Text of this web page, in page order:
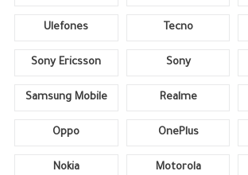
Ulefones Tecno
Sony Ericsson Sony
Samsung Mobile Realme
Oppo OnePlus
Nokia Motorola